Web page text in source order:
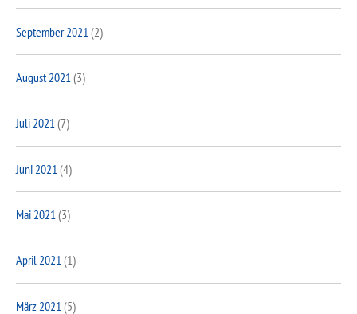
September 2021 (2)
August 2021 (3)
Juli 2021(7)
Juni 2021 (4)
Mai 2021(3)
April 2021(1)
März 2021 (5)